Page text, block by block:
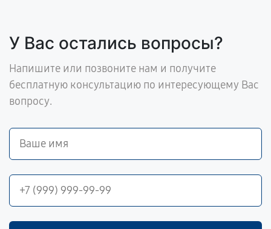
У Вас остались вопросы?
Напишите или позвоните нам и получите
бесплатную консультацию по интересующему Вас
вопросу.